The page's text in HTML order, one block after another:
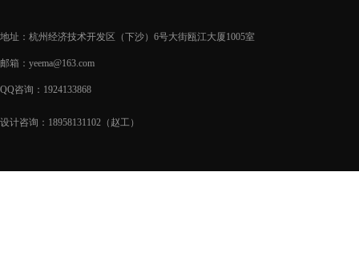
地址：杭州经济技术开发区（下沙）6号大街瓯江大厦1005室
邮箱：yeema@163.com
QQ咨询：1924133868
设计咨询：18958131102（赵工）